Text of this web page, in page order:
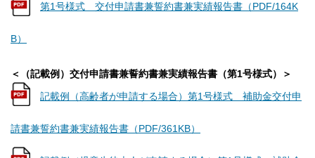
第1号様式 交付申請書兼誓約書兼実績報告書（PDF/164K
B）
＜（記載例）交付申請書兼誓約書兼実績報告書（第1号様式）＞
記載例（高齢者が申請する場合）第1号様式 補助金交付申
請書兼誓約書兼実績報告書（PDF/361KB）